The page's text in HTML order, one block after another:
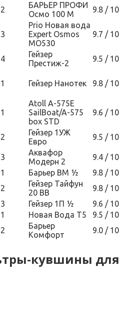
2
БАРЬЕР ПРОФИ
Осмо 100 М
9.8 / 10
3
Prio Новая вода
Expert Osmos
МО530
9.7 / 10
4
Гейзер
Престиж-2
9.5 / 10
1 Гейзер Нанотек 9.8 / 10
1
Atoll A-575E
SailBoat/A-575
box STD
9.6 / 10
2
Гейзер 1УЖ
Евро
9.5 / 10
3
Аквафор
Модерн 2
9.4 / 10
1 Барьер ВМ ½
9.8 / 10
2
Гейзер Тайфун
20 ВВ
9.8 / 10
3
Гейзер 1П ½
9.6 / 10
1 Новая Вода T5
9.5 / 10
2
Барьер
Комфорт
9.0 / 10
кувшины для